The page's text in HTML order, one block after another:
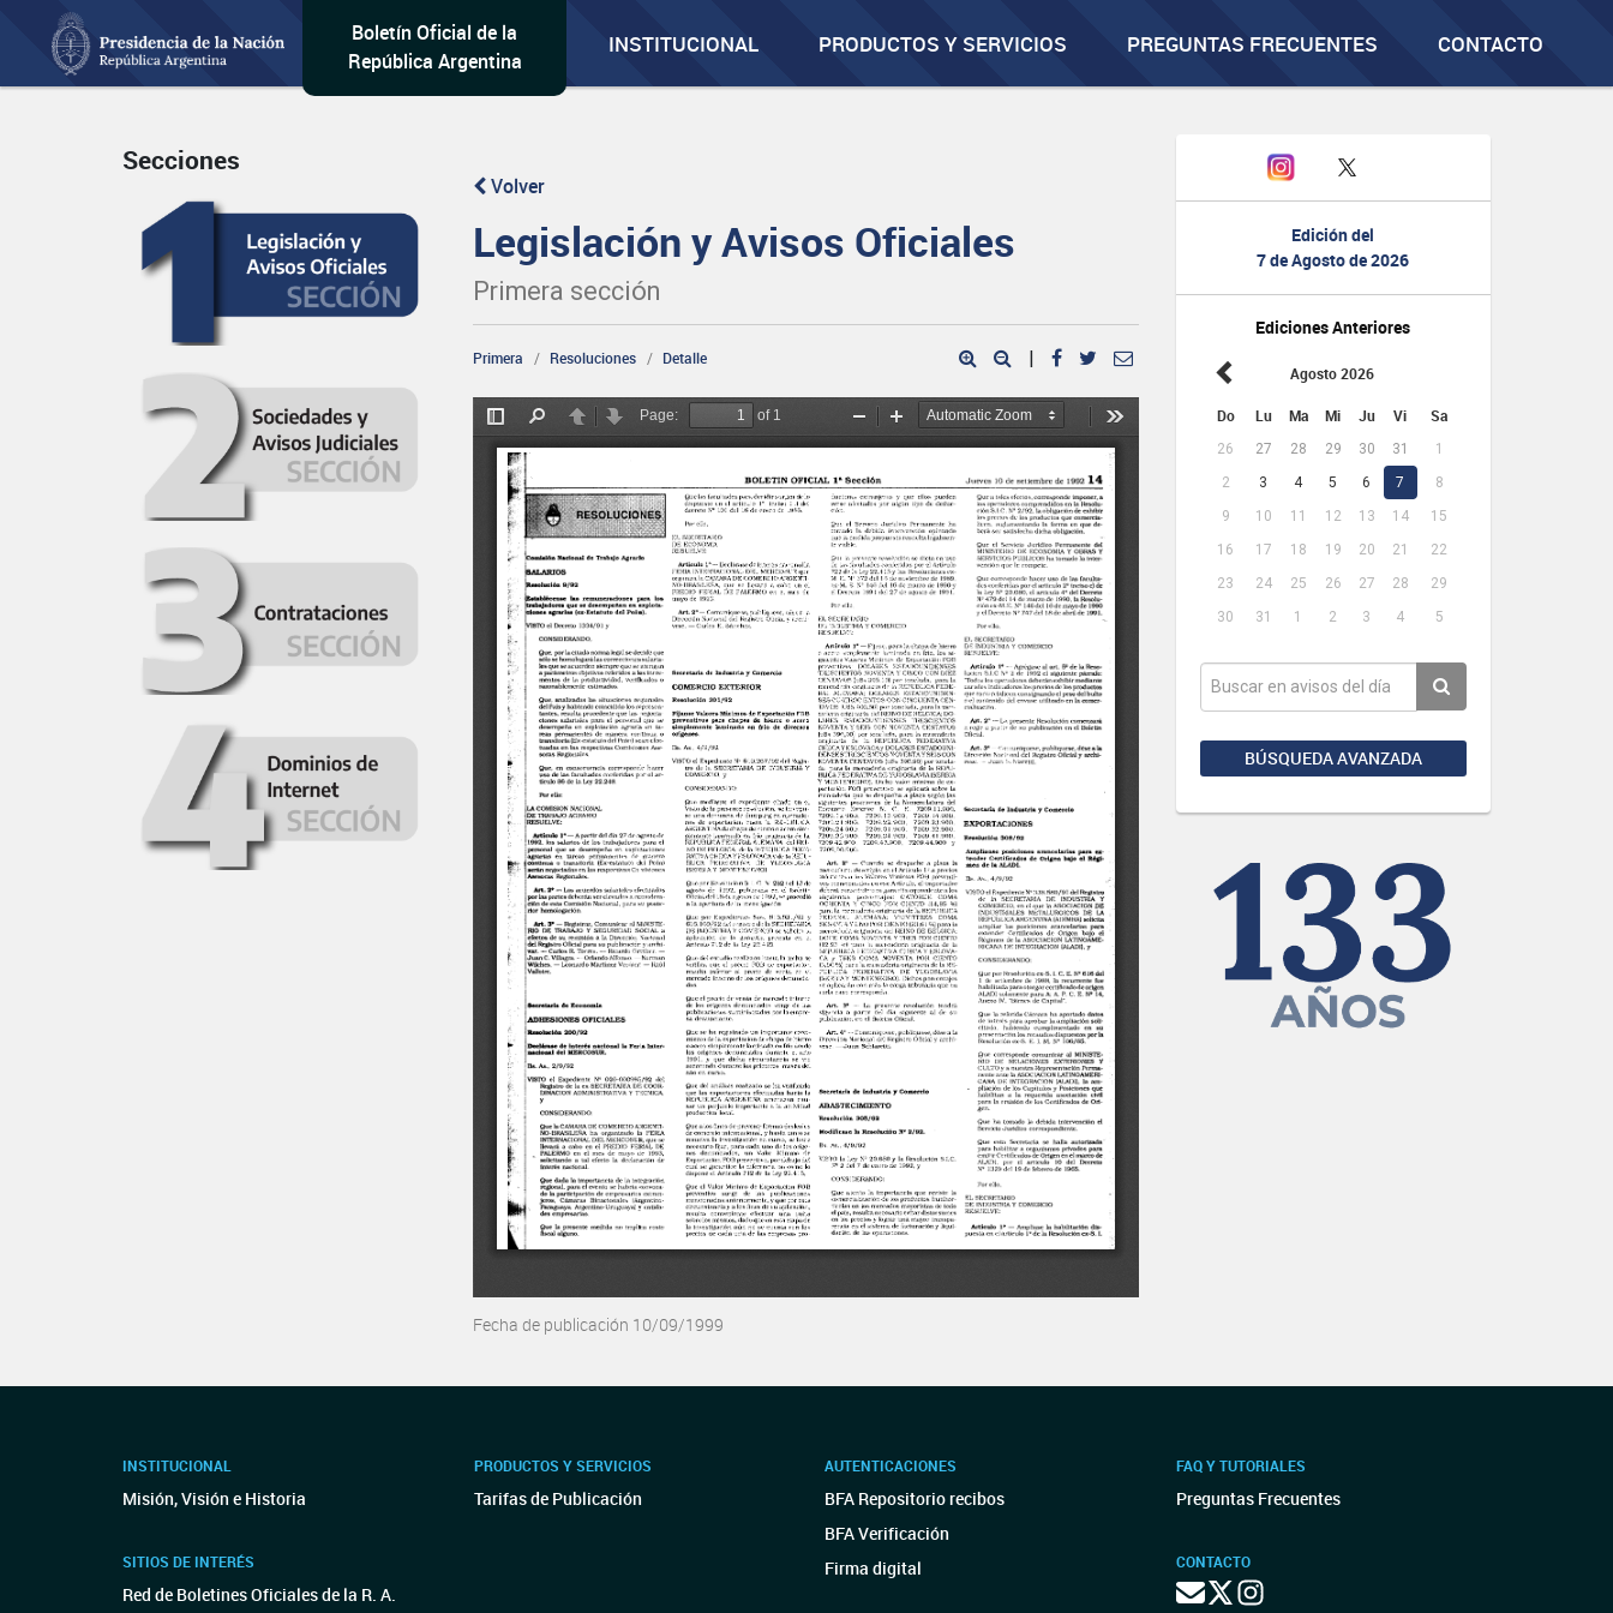
Boletín Oficial de la
República Argentina
INSTITUCIONAL PRODUCTOS Y SERVICIOS PREGUNTAS FRECUENTES CONTACTO
Edición del
7 de Agosto de 2026
Ediciones Anteriores
Agosto 2026
Do Lu Ma Mi Ju Vi Sa
26 27 28 29 30 31
1
2
3 4 5 6 7
8
9
10 11 12 13 14
15
16
17 18 19 20 21
22
23
24 25 26 27 28
29
30
31 1 2 3 4 5
BÚSQUEDA AVANZADA
Secciones
Volver
Legislación y Avisos Oficiales
Primera sección
Primera Resoluciones Detalle |
Fecha de publicación 10/09/1999
INSTITUCIONAL
Misión, Visión e Historia
SITIOS DE INTERÉS
Red de Boletines Oficiales de la R. A.
PRODUCTOS Y SERVICIOS
Tarifas de Publicación
AUTENTICACIONES
BFA Repositorio recibos
BFA Verificación
Firma digital
FAQ Y TUTORIALES
Preguntas Frecuentes
CONTACTO